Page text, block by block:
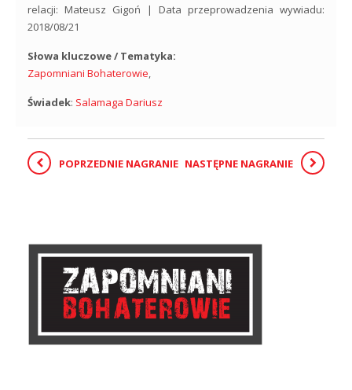
relacji: Mateusz Gigoń | Data przeprowadzenia wywiadu:
2018/08/21
Słowa kluczowe / Tematyka:
Zapomniani Bohaterowie,
Świadek: Salamaga Dariusz
POPRZEDNIE NAGRANIE NASTĘPNE NAGRANIE